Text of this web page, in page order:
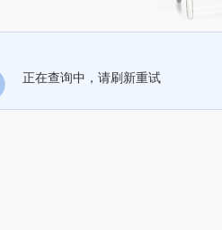
正在查询中，请刷新重试